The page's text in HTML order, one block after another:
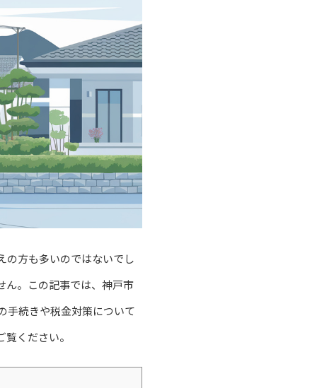
の方も多いのではないでし
ん。この記事では、神戸市
手続きや税金対策について
ください。